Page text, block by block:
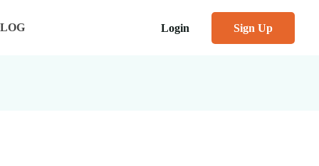
Login Sign Up